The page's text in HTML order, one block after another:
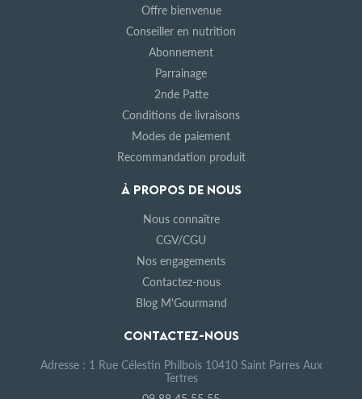
Offre bienvenue
Conseiller en nutrition
Abonnement
Parrainage
2nde Patte
Conditions de livraisons
Modes de paiement
Recommandation produit
À PROPOS DE NOUS
Nous connaître
CGV/CGU
Nos engagements
Contactez-nous
Blog M'Gourmand
CONTACTEZ-NOUS
Adresse : 1 Rue Célestin Philbois 10410 Saint Parres Aux
Tertres